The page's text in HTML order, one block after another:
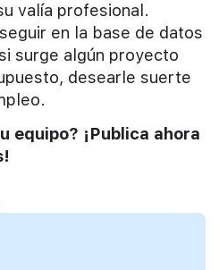
valía profesional.
en la base de datos
surge algún proyecto
desearle suerte
equipo? ¡Publica ahora